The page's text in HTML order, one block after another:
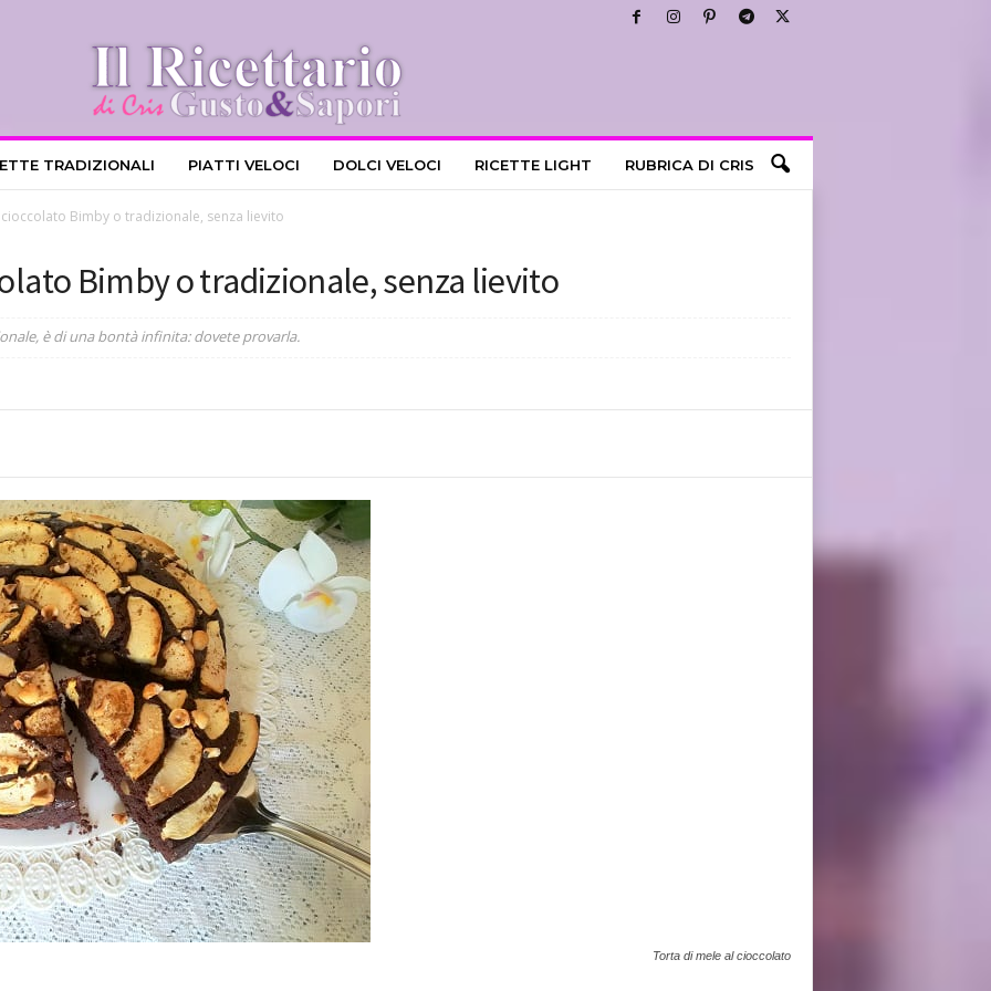
TRADIZIONALI PIATTI VELOCI DOLCI VELOCI RICETTE LIGHT RUBRICA DI CRIS
Bimby o tradizionale, senza lievito
Bimby o tradizionale, senza lievito
è di una bontà infinita: dovete provarla.
Torta di mele al cioccolato